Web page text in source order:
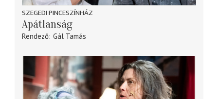
SZEGEDI PINCESZÍNHÁZ
Apátlanság
Rendező Gál Tamás